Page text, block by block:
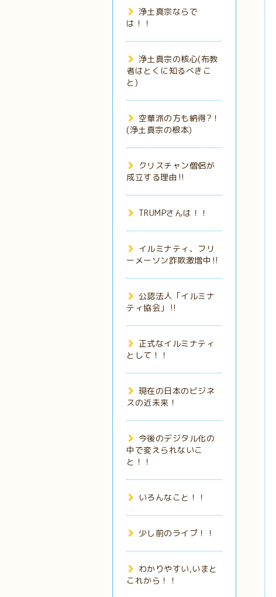
浄土真宗ならで
は！！
浄土真宗の核心(布教
者はとくに知るべきこ
と)
空華派の方も納得?！
(浄土真宗の根本)
クリスチャン僧侶が
成立する理由‼️
TRUMPさんは！！
イルミナティ、フリ
ーメーソン詐欺激増中‼️
公認法人「イルミナ
ティ協会」‼️
正式なイルミナティ
として！！
現在の日本のビジネ
スの近未来！
今後のデジタル化の
中で変えられないこ
と！！
いろんなこと！！
少し前のライブ！！
わかりやすい,いまと
これから！！